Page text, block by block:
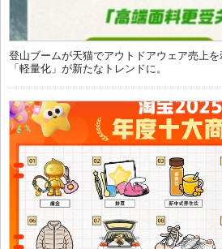
登山ブームが天猫でアウトドアウェア売上
「軽量化」が新たなトレンドに。